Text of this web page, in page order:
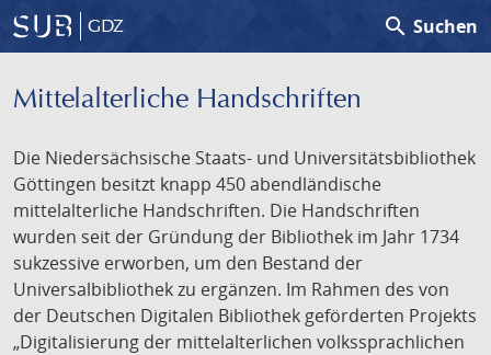
GDZ search Suchen
Mittelalterliche Handschriften
Die Niedersächsische Staats- und Universitätsbibliothek
Göttingen besitzt knapp 450 abendländische
mittelalterliche Handschriften. Die Handschriften
wurden seit der Gründung der Bibliothek im Jahr 1734
sukzessive erworben, um den Bestand der
Universalbibliothek zu ergänzen. Im Rahmen des von
der Deutschen Digitalen Bibliothek geförderten Projekts
„Digitalisierung der mittelalterlichen volkssprachlichen